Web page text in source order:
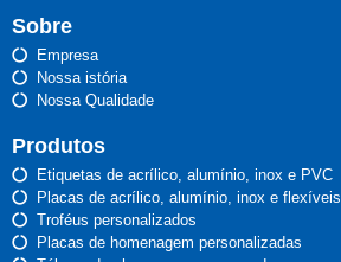
Sobre
Empresa
Nossa istória
Nossa Qualidade
Produtos
Etiquetas de acrílico, alumínio, inox e PVC
Placas de acrílico, alumínio, inox e flexíveis
Troféus personalizados
Placas de homenagem personalizadas